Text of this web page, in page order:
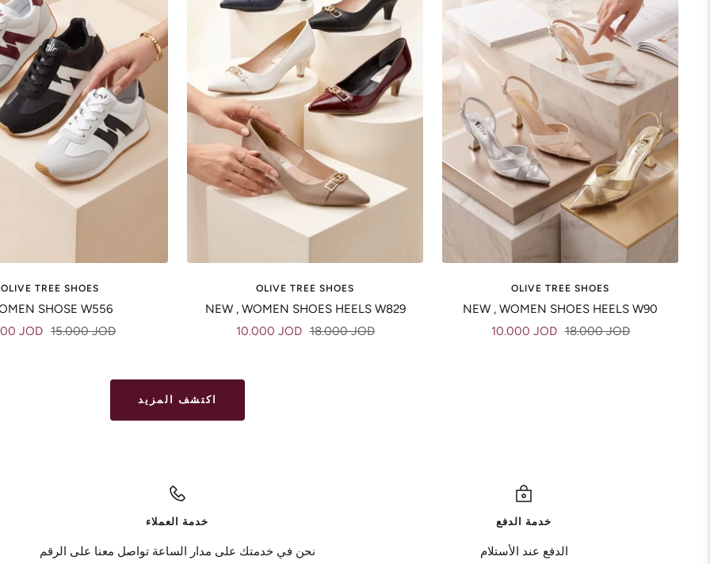
OLIVE TREE SHOES
SHOSE W556
JOD Regular
15.000 JOD
OLIVE TREE SHOES
NEW , WOMEN SHOES HEELS W829
Sale
10.000 JOD Regular
18.000 JOD
OLIVE TREE SHOES
NEW , WOMEN SHOES HEELS W90
Sale
10.000 JOD Regular
18.000 JOD
اكتشف المزيد
خدمة العملاء
نحن في خدمتك على مدار الساعة تواصل معنا على الرقم
خدمة الدفع
الدفع عند الأستلام